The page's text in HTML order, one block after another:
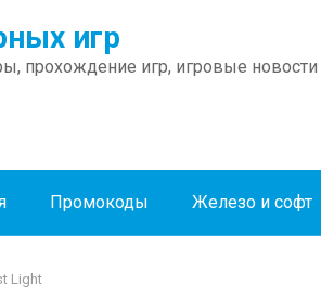
игр
прохождение игр, игровые новости
Промокоды Железо и софт
Light